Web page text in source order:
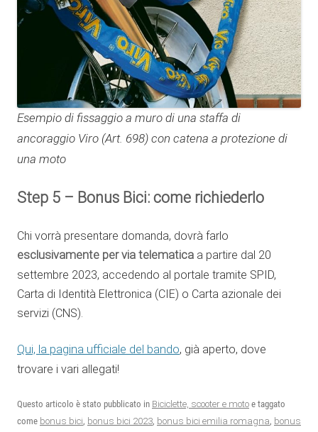
Esempio di fissaggio a muro di una staffa di
ancoraggio Viro (Art. 698) con catena a protezione di
una moto
Step 5 – Bonus Bici: come richiederlo
Chi vorrà presentare domanda, dovrà farlo
esclusivamente per via telematica a partire dal 20
settembre 2023, accedendo al portale tramite SPID,
Carta di Identità Elettronica (CIE) o Carta azionale dei
servizi (CNS).
Qui, la pagina ufficiale del bando, già aperto, dove
trovare i vari allegati!
Questo articolo è stato pubblicato in Biciclette, scooter e moto e taggato
come bonus bici, bonus bici 2023, bonus bici emilia romagna, bonus